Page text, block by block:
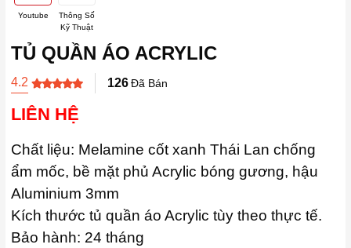
Youtube
Thông Số
Kỹ Thuật
TỦ QUẦN ÁO ACRYLIC
4.2 126Đã Bán
LIÊN HỆ
Chất liệu: Melamine cốt xanh Thái Lan chống
ẩm mốc, bề mặt phủ Acrylic bóng gương, hậu
Aluminium 3mm
Kích thước tủ quần áo Acrylic tùy theo thực tế.
Bảo hành: 24 tháng